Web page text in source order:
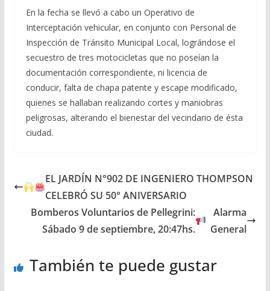
En la fecha se llevó a cabo un Operativo de
Interceptación vehicular, en conjunto con Personal de
Inspección de Tránsito Municipal Local, lográndose el
secuestro de tres motocicletas que no poseían la
documentación correspondiente, ni licencia de
conducir, falta de chapa patente y escape modificado,
quienes se hallaban realizando cortes y maniobras
peligrosas, alterando el bienestar del vecindario de ésta
ciudad.
EL JARDÍN N°902 DE INGENIERO THOMPSON
CELEBRÓ SU 50° ANIVERSARIO
Bomberos Voluntarios de Pellegrini:
Sábado 9 de septiembre, 20:47hs.
Alarma
General
También te puede gustar